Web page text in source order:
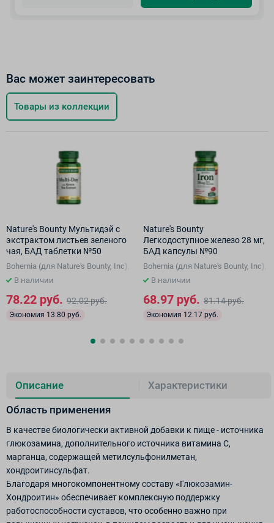
Вас может заинтересовать
Товары из коллекции
Nature's Bounty Мультидэй с
экстрактом листьев зеленого
чая, БАД таблетки №50
Bohemia (для Nature's Bounty, Inc), США
В наличии
78.22 руб. 92.02 руб.
Экономия 13.80 руб.
Nature's Bounty
Легкодоступное железо 28 мг,
БАД капсулы №90
Bohemia (для Nature's Bounty, Inc),
В наличии
68.97 руб. 81.14 руб.
Экономия 12.17 руб.
Описание
Характеристики
Область применения
В качестве биологически активной добавки к пище - источника
глюкозамина, дополнительного источника витамина С,
марганца, содержащей метилсульфонилметан,
хондроитинсульфат.
Благодаря многокомпонентному составу «Глюкозамин-
Хондроитин» обеспечивает комплексную поддержку
работоспособности суставов, что особенно важно при